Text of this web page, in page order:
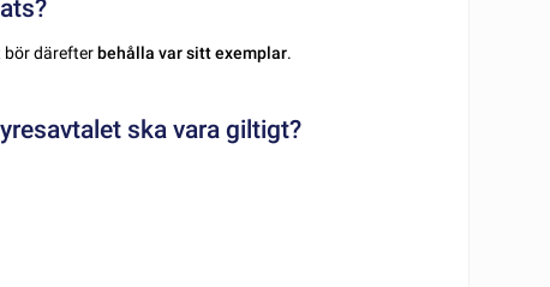
bör därefter behålla var sitt exemplar.
ska vara giltigt?